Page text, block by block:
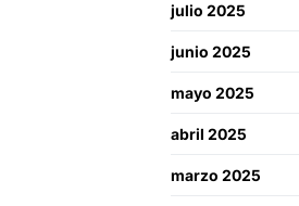
julio 2025
junio 2025
mayo 2025
abril 2025
marzo 2025